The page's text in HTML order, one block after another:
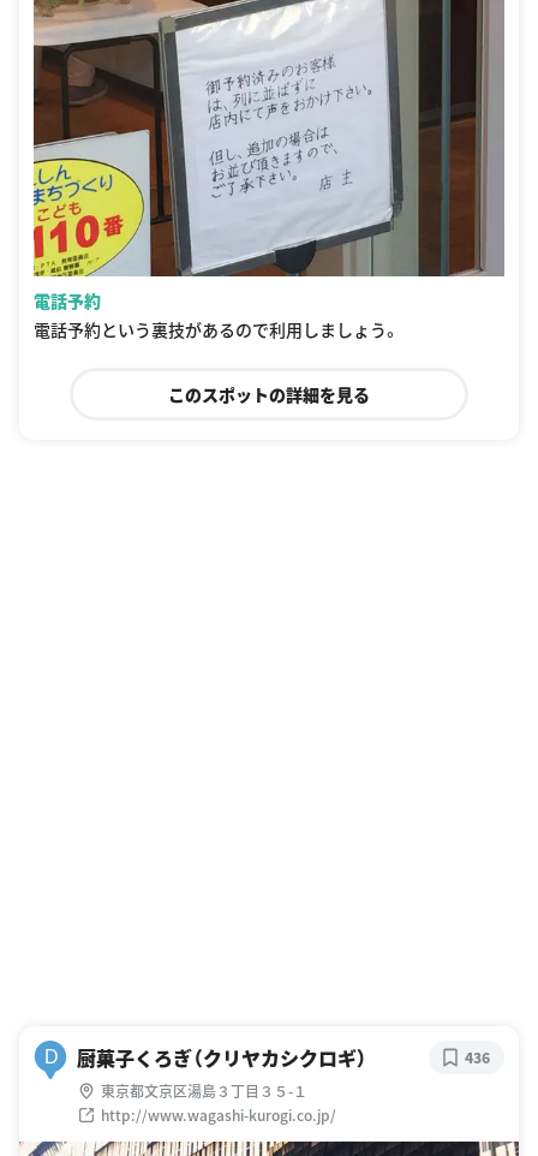
電話予約
電話予約という裏技があるので利用しましょう。
このスポットの詳細を見る
D 厨菓子くろぎ（クリヤカシクロギ）
東京都文京区湯島３丁目３５-１
http://www.wagashi-kurogi.co.jp/
436